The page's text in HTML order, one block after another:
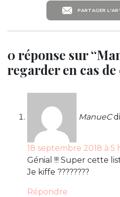
PARTAGER
0 réponse sur
regarder en cas
ManueC
18 septembre 2018 à 5
Génial !!! Super cette
Je kiffe ????????
Répondre